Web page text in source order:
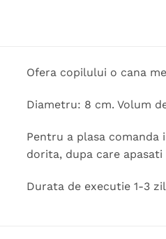
Ofera copilului o cana
Diametru: 8 cm. Volum
Pentru a plasa comanda
dorita, dupa care apasati
Durata de executie 1-3